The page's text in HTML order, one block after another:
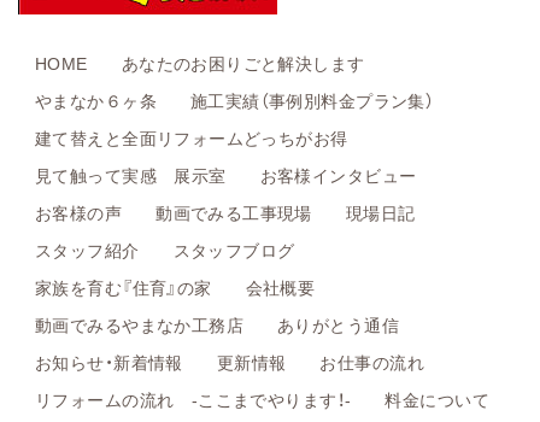
HOME
あなたのお困りごと解決します
やまなか６ヶ条
施工実績（事例別料金プラン集）
建て替えと全面リフォームどっちがお得
見て触って実感 展示室
お客様インタビュー
お客様の声
動画でみる工事現場
現場日記
スタッフ紹介
スタッフブログ
家族を育む『住育』の家
会社概要
動画でみるやまなか工務店
ありがとう通信
お知らせ・新着情報
更新情報
お仕事の流れ
リフォームの流れ -ここまでやります！-
料金について